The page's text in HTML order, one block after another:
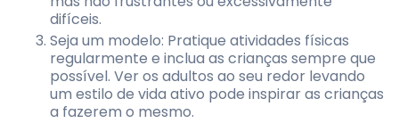
difíceis.
Seja um modelo: Pratique atividades físicas
regularmente e inclua as crianças sempre que
possível. Ver os adultos ao seu redor levando
um estilo de vida ativo pode inspirar as crianças
a fazerem o mesmo.